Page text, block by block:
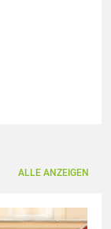
ALLE ANZEIGEN